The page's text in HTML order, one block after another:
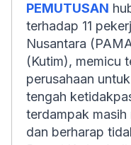
PEMUTUSAN
terhadap 11
Nusantara
(Kutim), memicu
perusahaan
tengah
terdampak
dan berharap